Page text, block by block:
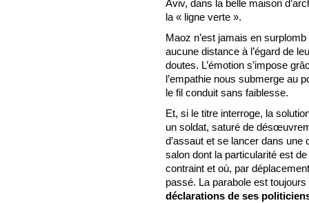
Aviv, dans la belle maison
la « ligne verte ».
Maoz n’est jamais en
aucune distance à l’égard de
doutes. L’émotion s’impose
l’empathie nous submerge au
le fil conduit sans faiblesse.
Et, si le titre interroge, la
un soldat, saturé de
d’assaut et se lancer dans
salon dont la particularité est
contraint et où, par
passé. La parabole est
déclarations de ses